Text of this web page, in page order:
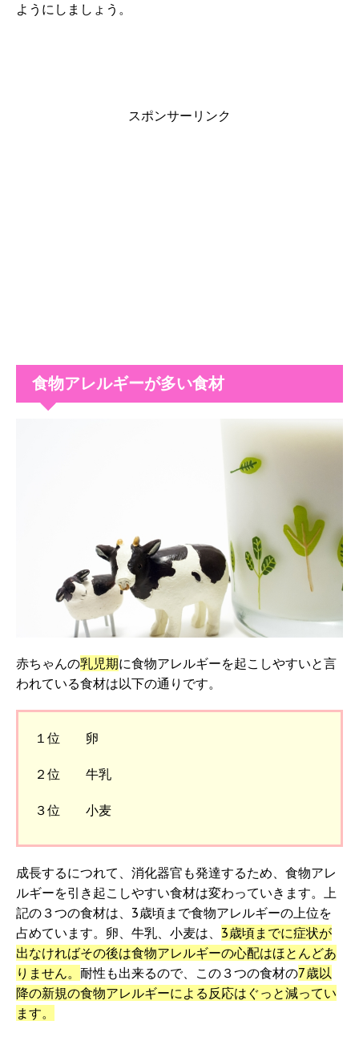
ようにしましょう。
スポンサーリンク
食物アレルギーが多い食材
赤ちゃんの乳児期に食物アレルギーを起こしやすいと言
われている食材は以下の通りです。
１位 卵
２位 牛乳
３位 小麦
成長するにつれて、消化器官も発達するため、食物アレ
ルギーを引き起こしやすい食材は変わっていきます。上
記の３つの食材は、3歳頃まで食物アレルギーの上位を
占めています。卵、牛乳、小麦は、 3歳頃までに症状が
出なければその後は食物アレルギーの心配はほとんどあ
りません。 耐性も出来るので、この３つの食材の7歳以
降の新規の食物アレルギーによる反応はぐっと減ってい
ます。